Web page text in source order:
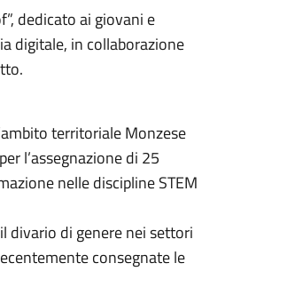
dedicato ai giovani e
digitale, in collaborazione
territoriale Monzese
l’assegnazione di 25
nelle discipline STEM
divario di genere nei settori
consegnate le